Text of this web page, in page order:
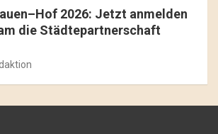
2026: Jetzt anmelden
die Städtepartnerschaft